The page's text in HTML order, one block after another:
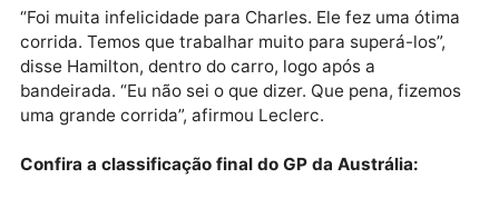
disse o monegasco para a equipe. A Mercedes
informou Bottas de que ele não precisava aumentar
ritmo, pois conseguiria ultrapassar jovem piloto da
Ferrari. O mesmo foi dito pela equipe da Red Bull